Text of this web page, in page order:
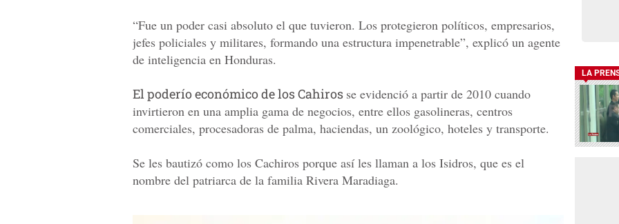
“Fue un poder casi absoluto el que tuvieron. Los protegieron políticos, empresarios,
jefes policiales y militares, formando una estructura impenetrable”, explicó un agente
de inteligencia en Honduras.
El poderío económico de los Cahiros se evidenció a partir de 2010 cuando
invirtieron en una amplia gama de negocios, entre ellos gasolineras, centros
comerciales, procesadoras de palma, haciendas, un zoológico, hoteles y transporte.
Se les bautizó como los Cachiros porque así les llaman a los Isidros, que es el
nombre del patriarca de la familia Rivera Maradiaga.
LA